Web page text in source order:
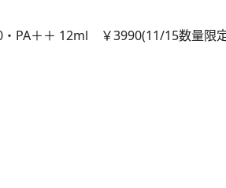
・PA＋＋ 12ml ￥3990(11/15数量限